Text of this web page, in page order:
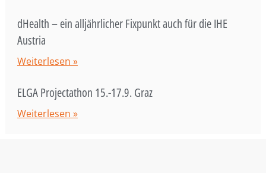
dHealth – ein alljährlicher Fixpunkt auch für die IHE
Austria
Weiterlesen »
ELGA Projectathon 15.-17.9. Graz
Weiterlesen »